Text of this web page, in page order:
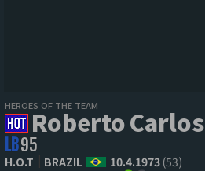
HEROES OF THE TEAM
Roberto Carlos
LB95
H.O.T BRAZIL 10.4.1973(53)